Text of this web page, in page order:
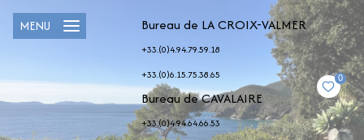
Bureau de LA CROIX-VALMER
+33.(0)4.94.79.59.18
+33.(0)6.15.75.38.65
Bureau de CAVALAIRE
+33.(0)4.94.64.66.53
0
MENU